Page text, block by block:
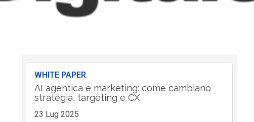
WHITE PAPER
AI agentica e marketing: come cambiano
strategia, targeting e CX
23 Lug 2025